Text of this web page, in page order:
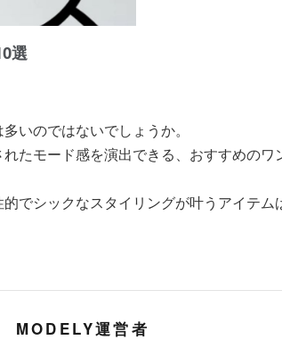
選
いのではないでしょうか。
たモード感を演出できる、おすすめのワ
でシックなスタイリングが叶うアイテム
MODELY運営者